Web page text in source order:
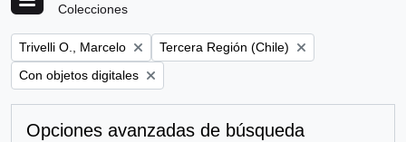
Colecciones
Remove filter:
Trivelli O., Marcelo Remove filter:
Tercera Región (Chile)
Remove filter:
Con objetos digitales
Opciones avanzadas de búsqueda